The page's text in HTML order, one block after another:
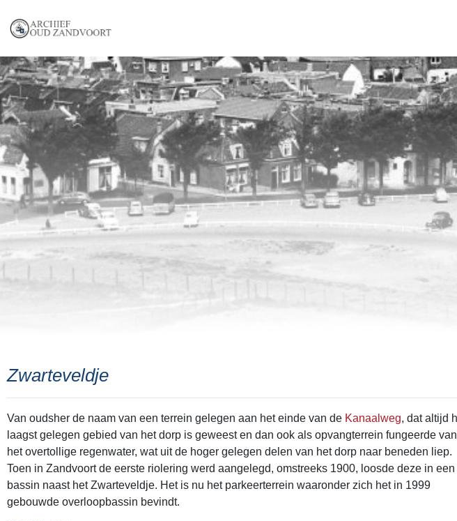
Zwarteveldje
Van oudsher de naam van een terrein gelegen aan het einde van de Kanaalweg, dat altijd het
laagst gelegen gebied van het dorp is geweest en dan ook als opvangterrein fungeerde van
het overtollige regenwater, wat uit de hoger gelegen delen van het dorp naar beneden liep.
Toen in Zandvoort de eerste riolering werd aangelegd, omstreeks 1900, loosde deze in een
bassin naast het Zwarteveldje. Het is nu het parkeerterrein waaronder zich het in 1999
gebouwde overloopbassin bevindt.